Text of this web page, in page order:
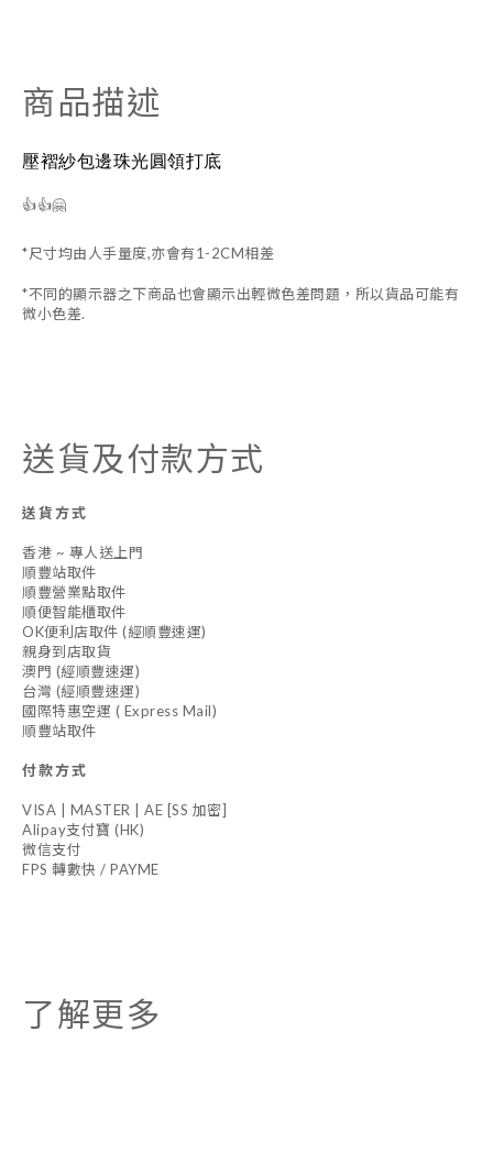
商品描述
壓褶紗包邊珠光圓領打底
👍👍🤗
*尺寸均由人手量度,亦會有1-2CM相差
*不同的顯示器之下商品也會顯示出輕微色差問題，所以貨品可能有
微小色差.
送貨及付款方式
送貨方式
香港 ~ 專人送上門
順豐站取件
順豐營業點取件
順便智能櫃取件
OK便利店取件 (經順豐速運)
親身到店取貨
澳門 (經順豐速運)
台灣 (經順豐速運)
國際特惠空運 ( Express Mail)
順豐站取件
付款方式
VISA | MASTER | AE [SS 加密]
Alipay支付寶 (HK)
微信支付
FPS 轉數快 / PAYME
了解更多